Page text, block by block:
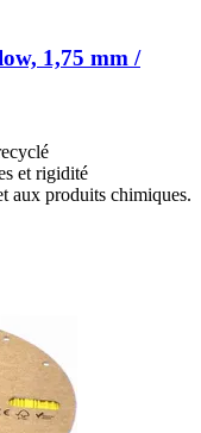
1,75 mm /
et rigidité
aux produits chimiques.